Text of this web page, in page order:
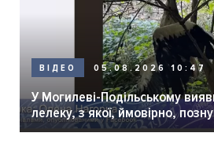
ВІДЕО 05.08.2026 10:47
У Могилеві-Подільському
лелеку, з якої, ймовірно,